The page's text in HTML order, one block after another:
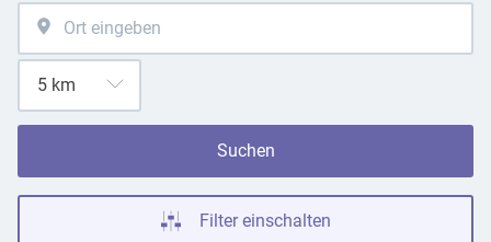
Suchen
Filter einschalten